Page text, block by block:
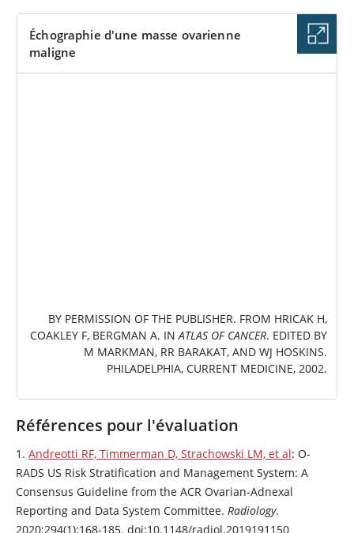
Échographie d'une masse ovarienne
maligne
BY PERMISSION OF THE PUBLISHER. FROM HRICAK H,
COAKLEY F, BERGMAN A. INATLAS OF CANCER. EDITED BY
M MARKMAN, RR BARAKAT, AND WJ HOSKINS.
PHILADELPHIA, CURRENT MEDICINE, 2002.
Références pour l'évaluation
1. Andreotti RF, Timmerman D, Strachowski LM, et al: O-
RADS US Risk Stratification and Management System: A
Consensus Guideline from the ACR Ovarian-Adnexal
Reporting and Data System Committee. Radiology.
2020;294(1):168-185. doi:10.1148/radiol.2019191150